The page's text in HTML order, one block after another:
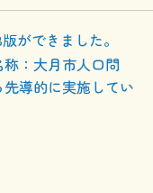
ができました。
：大月市人口問
導的に実施してい